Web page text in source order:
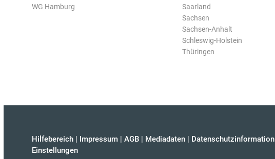
WG Hamburg
Saarland
Sachsen
Sachsen-Anhalt
Schleswig-Holstein
Thüringen
Hilfebereich | Impressum | AGB | Mediadaten | Datenschutzinformation
Einstellungen